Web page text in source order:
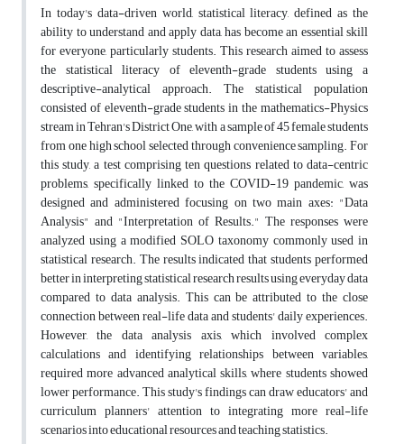
In today's data-driven world, statistical literacy, defined as the
ability to understand and apply data, has become an essential skill
for everyone, particularly students. This research aimed to assess
the statistical literacy of eleventh-grade students using a
descriptive-analytical approach. The statistical population
consisted of eleventh-grade students in the mathematics-Physics
stream in Tehran's District One, with a sample of 45 female students
from one high school selected through convenience sampling. For
this study, a test comprising ten questions related to data-centric
problems, specifically linked to the COVID-19 pandemic, was
designed and administered focusing on two main axes: "Data
Analysis" and "Interpretation of Results." The responses were
analyzed using a modified SOLO taxonomy commonly used in
statistical research. The results indicated that students performed
better in interpreting statistical research results using everyday data
compared to data analysis. This can be attributed to the close
connection between real-life data and students' daily experiences.
However, the data analysis axis, which involved complex
calculations and identifying relationships between variables,
required more advanced analytical skills, where students showed
lower performance. This study's findings can draw educators' and
curriculum planners' attention to integrating more real-life
scenarios into educational resources and teaching statistics.